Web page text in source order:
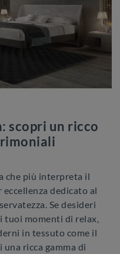
scopri un ricco
che più interpreta il
dedicato al
Se desideri
tuoi momenti di relax,
in tessuto come il
ricca gamma di